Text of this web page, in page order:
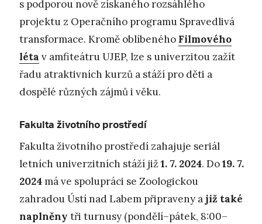
s podporou nově získaného rozsáhlého
projektu z Operačního programu Spravedlivá
transformace. Kromě oblíbeného Filmového
léta v amfiteátru UJEP, lze s univerzitou zažít
řadu atraktivních kurzů a stáží pro děti a
dospělé různých zájmů i věku.
Fakulta životního prostředí
Fakulta životního prostředí zahajuje seriál
letních univerzitních stáží již 1. 7. 2024. Do19. 7.
2024má ve spolupráci se Zoologickou
zahradou Ústí nad Labem připraveny ajiž také
naplněny tři turnusy (pondělí–pátek, 8:00–